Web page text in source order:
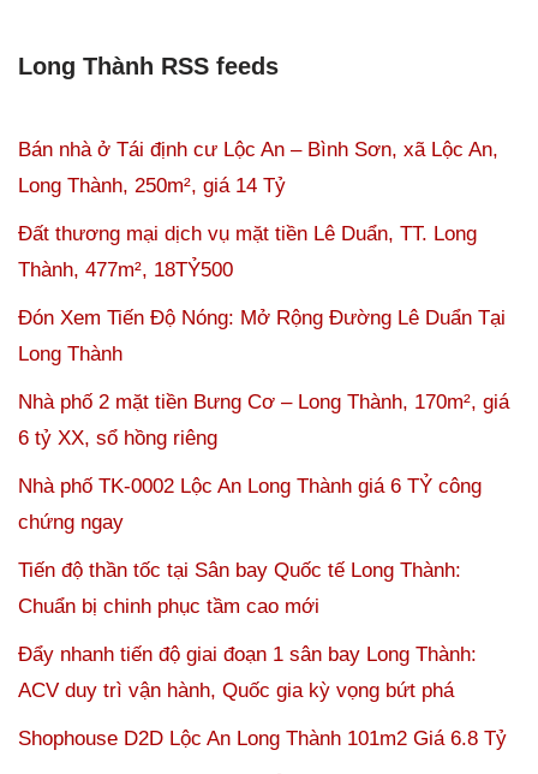
Long Thành RSS feeds
Bán nhà ở Tái định cư Lộc An – Bình Sơn, xã Lộc An,
Long Thành, 250m², giá 14 Tỷ
Đất thương mại dịch vụ mặt tiền Lê Duẩn, TT. Long
Thành, 477m², 18TỶ500
Đón Xem Tiến Độ Nóng: Mở Rộng Đường Lê Duẩn Tại
Long Thành
Nhà phố 2 mặt tiền Bưng Cơ – Long Thành, 170m², giá
6 tỷ XX, sổ hồng riêng
Nhà phố TK-0002 Lộc An Long Thành giá 6 TỶ công
chứng ngay
Tiến độ thần tốc tại Sân bay Quốc tế Long Thành:
Chuẩn bị chinh phục tầm cao mới
Đẩy nhanh tiến độ giai đoạn 1 sân bay Long Thành:
ACV duy trì vận hành, Quốc gia kỳ vọng bứt phá
Shophouse D2D Lộc An Long Thành 101m2 Giá 6.8 Tỷ